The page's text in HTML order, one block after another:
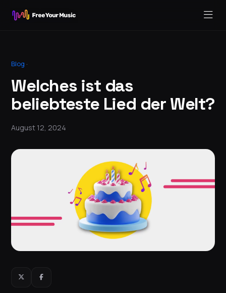
Blog ·
Welches ist das
beliebteste Lied der Welt?
August 12, 2024